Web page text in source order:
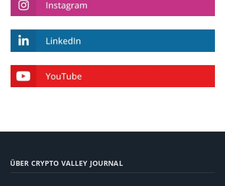
ÜBER CRYPTO VALLEY JOURNAL